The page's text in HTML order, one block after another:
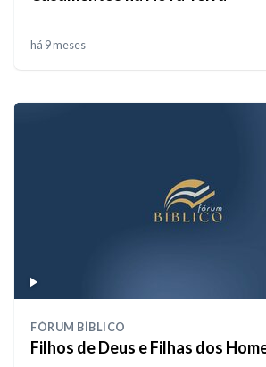
há 9 meses
FÓRUM BÍBLICO
Filhos de Deus e Filhas dos